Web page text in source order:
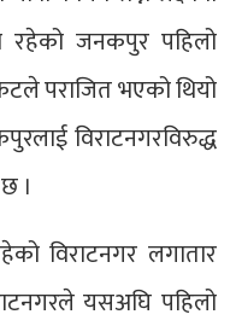
रहेको जनकपुर पहिलो
पराजित भएको थियो
विराटनगरविरुद्ध
।
विराटनगर लगातार
यसअघि पहिलो